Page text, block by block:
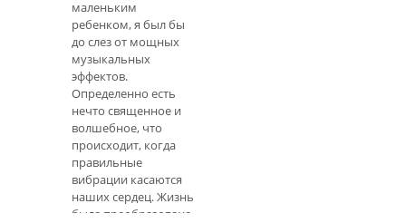
маленьким
ребенком, я был бы
до слез от мощных
музыкальных
эффектов.
Определенно есть
нечто священное и
волшебное, что
происходит, когда
правильные
вибрации касаются
наших сердец. Жизнь
была преобразована